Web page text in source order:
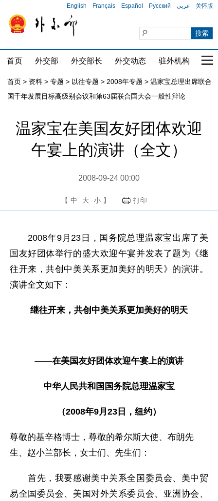
English Français Español Русский عربي 关怀版
首页 外交部 外交部长 外交动态 驻外机构 国
首页 > 资料 > 专题 > 以往专题 > 2008年专题 > 温家宝总理出席联合
国千年发展目标高级别会议和第63届联合国大会一般性辩论
温家宝在美国友好团体欢迎
午宴上的演讲（全文）
2008-09-24 00:00
【 中 大 小 】 打印
2008年9月23日，国务院总理温家宝出席了美
国友好团体举行的盛大欢迎午宴并发表了题为《继
往开来，共创中美关系更加美好的明天》的演讲。
演讲全文如下：
继往开来，共创中美关系更加美好的明天
——在美国友好团体欢迎午宴上的演讲
中华人民共和国国务院总理温家宝
（2008年9月23日，纽约）
尊敬的基辛格博士，尊敬的希尔斯大使、布朗先
生、赵小兰部长，女士们、先生们：
首先，我要感谢美中关系全国委员会、美中贸
易全国委员会、美国对外关系委员会、亚洲协会、